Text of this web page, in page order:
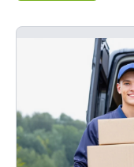
повторно